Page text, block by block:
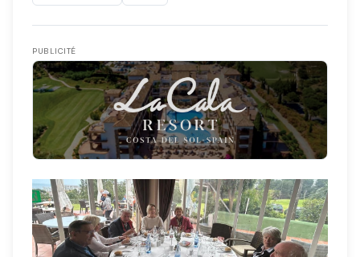
PUBLICITÉ